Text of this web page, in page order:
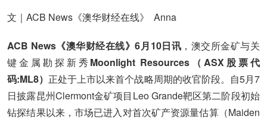
文｜ACB News《澳华财经在线》 Anna
ACB News《澳华财经在线》6月10日讯 ，澳交所金矿与关
键金属勘探新秀 Moonlight Resources（ASX股票代
码:ML8） 正处于上市以来首个战略周期的收官阶段。自5月7
日披露昆州Clermont金矿项目Leo Grande靶区第二阶段初始
钻探结果以来，市场已进入对首次矿产资源量估算（Maiden